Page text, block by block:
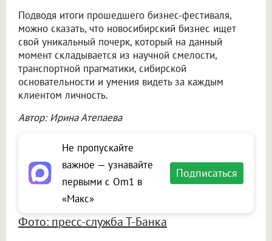
Подводя итоги прошедшего бизнес-фестиваля,
можно сказать, что новосибирский бизнес ищет
свой уникальный почерк, который на данный
момент складывается из научной смелости,
транспортной прагматики, сибирской
основательности и умения видеть за каждым
клиентом личность.
Автор: Ирина Атепаева
Не пропускайте
важное — узнавайте
первыми с Om1 в
«Макс»
Подписаться
Фото: пресс-служба Т-Банка